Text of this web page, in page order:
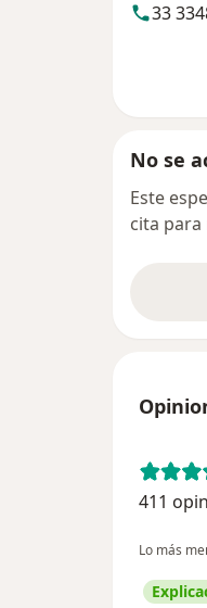
33
No se
Este
cita
411
Lo más